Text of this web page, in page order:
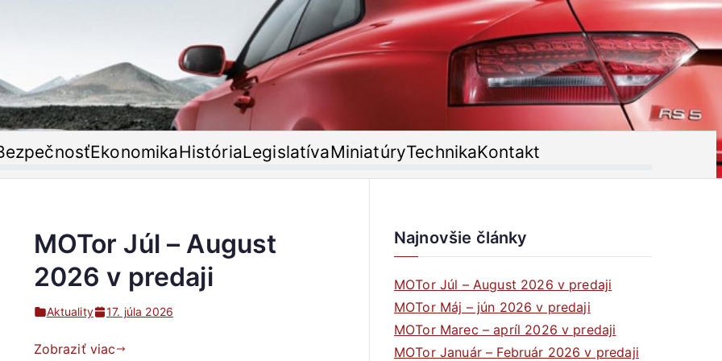
časopis
EkonomikaHistóriaLegislatívaMiniatúryTechnikaKontakt
MOTor Júl – August
2026 v predaji
Aktuality 17. júla 2026
Zobraziť viac
Najnovšie články
MOTor Júl – August 2026 v predaji
MOTor Máj – jún 2026 v predaji
MOTor Marec – apríl 2026 v predaji
MOTor Január – Február 2026 v predaji